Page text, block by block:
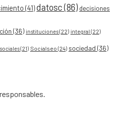
(41)datosc(86) decisiones
(36) instituciones(22) integral (22)
sociales(21) Socialseo (24) sociedad (36)